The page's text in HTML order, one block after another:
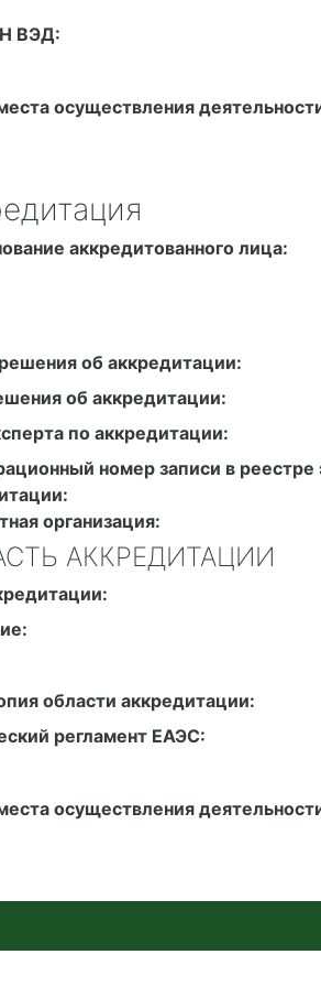
ВЭД:
осуществления
аккредитованного лица:
об аккредитации:
об аккредитации:
по аккредитации:
номер записи в реестре
организация:
АККРЕДИТАЦИИ
области аккредитации:
регламент ЕАЭС:
осуществления